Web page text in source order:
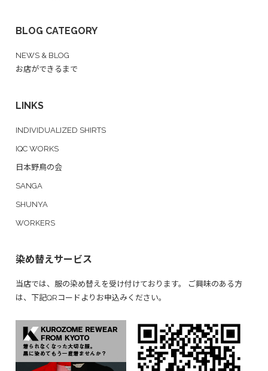
BLOG CATEGORY
NEWS & BLOG
お店ができるまで
LINKS
INDIVIDUALIZED SHIRTS
IQC WORKS
日本野鳥の会
SANGA
SHUNYA
WORKERS
染め替えサービス
当店では、服の染め替えを受け付けております。 ご興味のある方
は、下記QRコードよりお申込みください。